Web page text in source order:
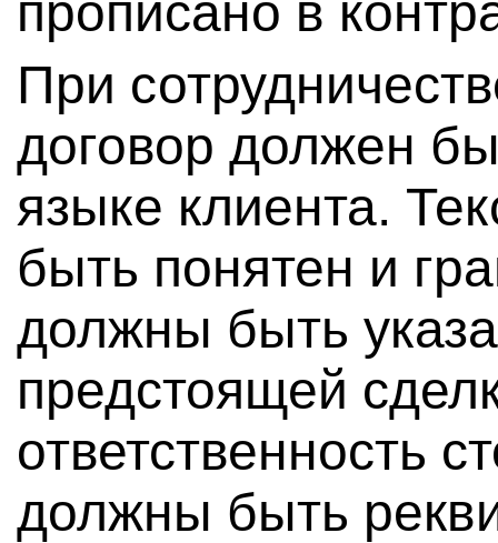
прописано в
При
договор должен
языке клиента.
быть понятен и
должны быть
предстоящей
ответственность
должны быть